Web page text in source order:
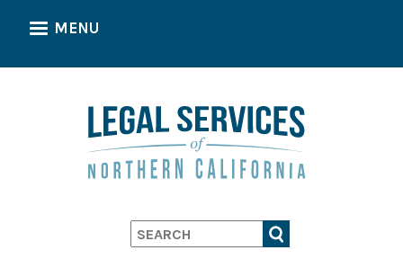
MENU
Search